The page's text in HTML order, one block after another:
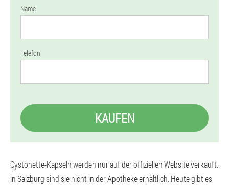
Name
Telefon
KAUFEN
Cystonette-Kapseln werden nur auf der offiziellen Website verkauft.
in Salzburg sind sie nicht in der Apotheke erhältlich. Heute gibt es